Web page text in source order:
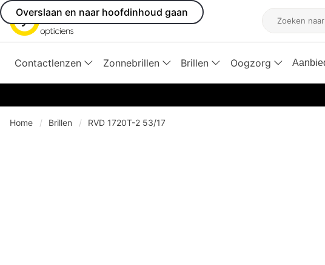
Overslaan en naar hoofdinhoud gaan
Zoeken
Contactlenzen Zonnebrillen Brillen Oogzorg
Home Brillen RVD 1720T-2 53/17